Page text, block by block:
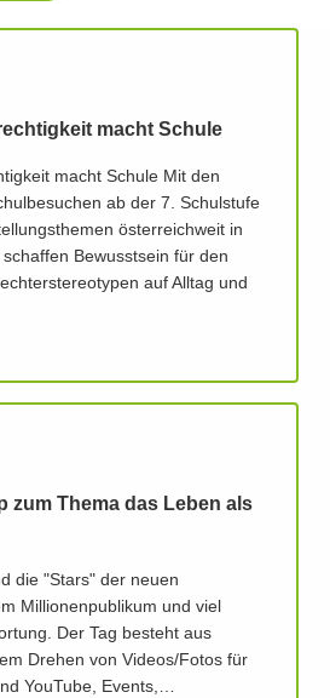
macht Schule
macht Schule Mit den
ab der 7. Schulstufe
österreichweit in
Bewusstsein für den
auf Alltag und
zum Thema das Leben als
die "Stars" der neuen
Millionenpublikum und viel
Der Tag besteht aus
Drehen von Videos/Fotos für
YouTube, Events,…